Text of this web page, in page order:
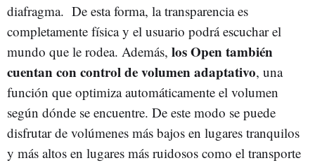
diafragma. De esta forma, la transparencia es
completamente física y el usuario podrá escuchar el
mundo que le rodea. Además, los Open también
cuentan con control de volumen adaptativo, una
función que optimiza automáticamente el volumen
según dónde se encuentre. De este modo se puede
disfrutar de volúmenes más bajos en lugares tranquilos
y más altos en lugares más ruidosos como el transporte